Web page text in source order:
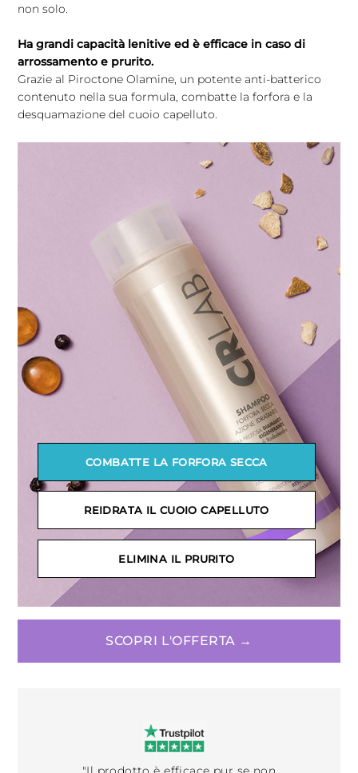
non solo.
Ha grandi capacità lenitive ed è efficace in caso di
arrossamento e prurito.
Grazie al Piroctone Olamine, un potente anti-batterico
contenuto nella sua formula, combatte la forfora e la
desquamazione del cuoio capelluto.
COMBATTE LA FORFORA SECCA
REIDRATA IL CUOIO CAPELLUTO
ELIMINA IL PRURITO
SCOPRI L'OFFERTA →